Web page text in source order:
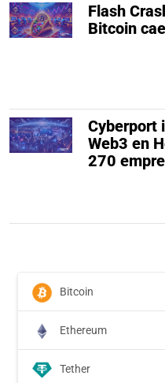
Flash
Bitcoin
Cyberport
Web3 en
270
Bitcoin
Ethereum
Tether